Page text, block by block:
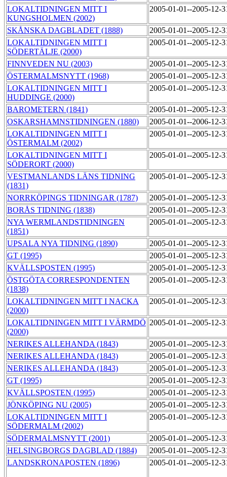
LOKALTIDNINGEN MITT I
KUNGSHOLMEN (2002)
2005-01-01--2005-12-
SKÅNSKA DAGBLADET (1888)
2005-01-01--2005-12-
LOKALTIDNINGEN MITT I
SÖDERTÄLJE (2000)
2005-01-01--2005-12-
FINNVEDEN NU (2003)
2005-01-01--2005-12-
ÖSTERMALMSNYTT (1968)
2005-01-01--2005-12-
LOKALTIDNINGEN MITT I
HUDDINGE (2000)
2005-01-01--2005-12-
BAROMETERN (1841)
2005-01-01--2005-12-
OSKARSHAMNSTIDNINGEN (1880)
2005-01-01--2006-12-
LOKALTIDNINGEN MITT I
ÖSTERMALM (2002)
2005-01-01--2005-12-
LOKALTIDNINGEN MITT I
SÖDERORT (2000)
2005-01-01--2005-12-
VESTMANLANDS LÄNS TIDNING
(1831)
2005-01-01--2005-12-
NORRKÖPINGS TIDNINGAR (1787)
2005-01-01--2005-12-
BORÅS TIDNING (1838)
2005-01-01--2005-12-
NYA WERMLANDSTIDNINGEN
(1851)
2005-01-01--2005-12-
UPSALA NYA TIDNING (1890)
2005-01-01--2005-12-
GT (1995)
2005-01-01--2005-12-
KVÄLLSPOSTEN (1995)
2005-01-01--2005-12-
ÖSTGÖTA CORRESPONDENTEN
(1838)
2005-01-01--2005-12-
LOKALTIDNINGEN MITT I NACKA
(2000)
2005-01-01--2005-12-
LOKALTIDNINGEN MITT I VÄRMDÖ
(2000)
2005-01-01--2005-12-
NERIKES ALLEHANDA (1843)
2005-01-01--2005-12-
NERIKES ALLEHANDA (1843)
2005-01-01--2005-12-
NERIKES ALLEHANDA (1843)
2005-01-01--2005-12-
GT (1995)
2005-01-01--2005-12-
KVÄLLSPOSTEN (1995)
2005-01-01--2005-12-
JÖNKÖPING NU (2005)
2005-01-01--2005-12-
LOKALTIDNINGEN MITT I
SÖDERMALM (2002)
2005-01-01--2005-12-
SÖDERMALMSNYTT (2001)
2005-01-01--2005-12-
HELSINGBORGS DAGBLAD (1884)
2005-01-01--2005-12-
LANDSKRONAPOSTEN (1896)
2005-01-01--2005-12-